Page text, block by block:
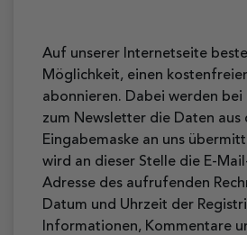
Auf unserer Internetseite
Möglichkeit, einen
abonnieren. Dabei werden
zum Newsletter die Daten aus
Eingabemaske an uns
wird an dieser Stelle die E-
Adresse des aufrufenden
Datum und Uhrzeit der
Informationen, Kommentare